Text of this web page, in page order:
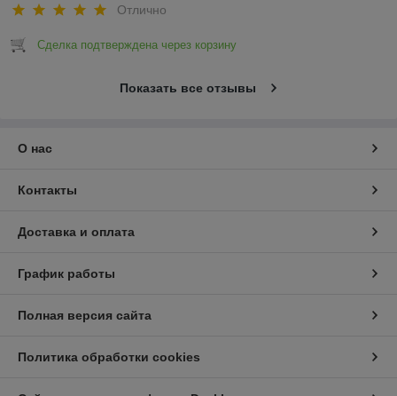
Отлично
Сделка подтверждена через корзину
Показать все отзывы
О нас
Контакты
Доставка и оплата
График работы
Полная версия сайта
Политика обработки cookies